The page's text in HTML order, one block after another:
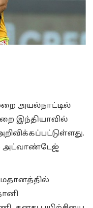
அயல்நாட்டில்
இந்தியாவில்
அட்வாண்டேஜ்